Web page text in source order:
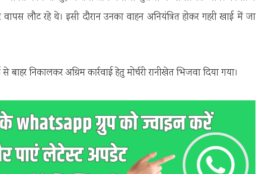
लौट रहे थे। इसी दौरान उनका वाहन अनियंत्रित होकर गहरी खाई में जा
बाहर निकालकर अग्रिम कार्रवाई हेतु मोर्चरी रानीखेत भिजवा दिया गया।